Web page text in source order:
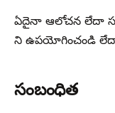
ఏదైనా ఆలోచన లేదా
ని ఉపయోగించండి
సంబంధిత